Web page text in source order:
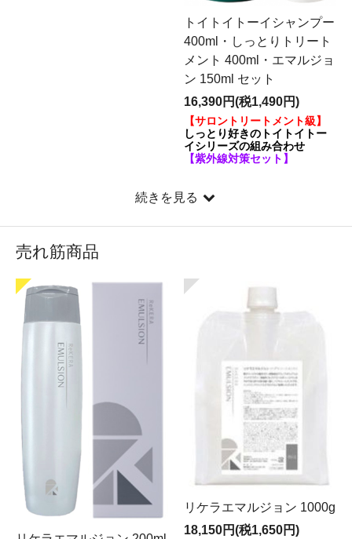
トイトイトーイシャンプー
400ml・しっとりトリート
メント 400ml・エマルジョ
ン 150ml セット
16,390円(税1,490円)
【サロントリートメント級】
しっとり好きのトイトイトー
イシリーズの組み合わせ
【紫外線対策セット】
続きを見る
売れ筋商品
リケラエマルジョン 1000g
18,150円(税1,650円)